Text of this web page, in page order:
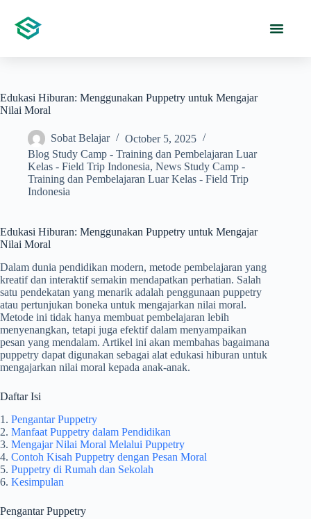
Edukasi Hiburan: Menggunakan Puppetry untuk Mengajar
Nilai Moral
Sobat Belajar
October 5, 2025
Blog Study Camp - Training dan Pembelajaran Luar
Kelas - Field Trip Indonesia, News Study Camp -
Training dan Pembelajaran Luar Kelas - Field Trip
Indonesia
Edukasi Hiburan: Menggunakan Puppetry untuk Mengajar
Nilai Moral
Dalam dunia pendidikan modern, metode pembelajaran yang
kreatif dan interaktif semakin mendapatkan perhatian. Salah
satu pendekatan yang menarik adalah penggunaan puppetry
atau pertunjukan boneka untuk mengajarkan nilai moral.
Metode ini tidak hanya membuat pembelajaran lebih
menyenangkan, tetapi juga efektif dalam menyampaikan
pesan yang mendalam. Artikel ini akan membahas bagaimana
puppetry dapat digunakan sebagai alat edukasi hiburan untuk
mengajarkan nilai moral kepada anak-anak.
Daftar Isi
1. Pengantar Puppetry
2. Manfaat Puppetry dalam Pendidikan
3. Mengajar Nilai Moral Melalui Puppetry
4. Contoh Kisah Puppetry dengan Pesan Moral
5. Puppetry di Rumah dan Sekolah
6. Kesimpulan
Pengantar Puppetry